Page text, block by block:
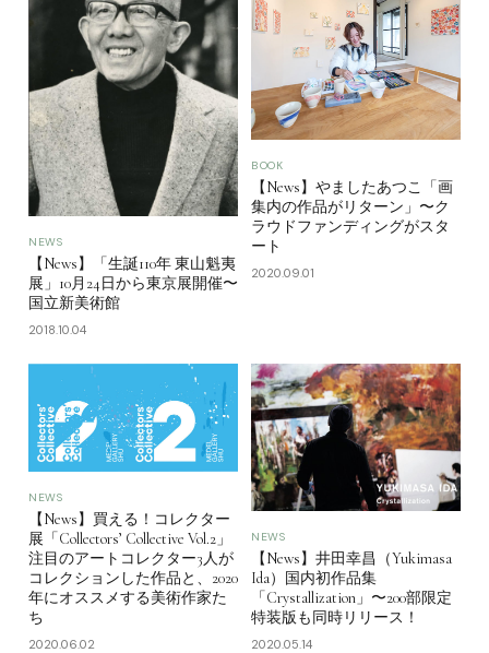
NEWS
【News】「生誕110年 東山魁夷
展」10月24日から東京展開催〜
国立新美術館
2018.10.04
BOOK
【News】やましたあつこ「画
集内の作品がリターン」〜ク
ラウドファンディングがスタ
ート
2020.09.01
NEWS
【News】買える！コレクター
展「Collectors’ Collective Vol.2」
注目のアートコレクター3人が
コレクションした作品と、2020
年にオススメする美術作家た
ち
2020.06.02
NEWS
【News】井⽥幸昌（Yukimasa
Ida）国内初作品集
「Crystallization」〜200部限定
特装版も同時リリース！
2020.05.14